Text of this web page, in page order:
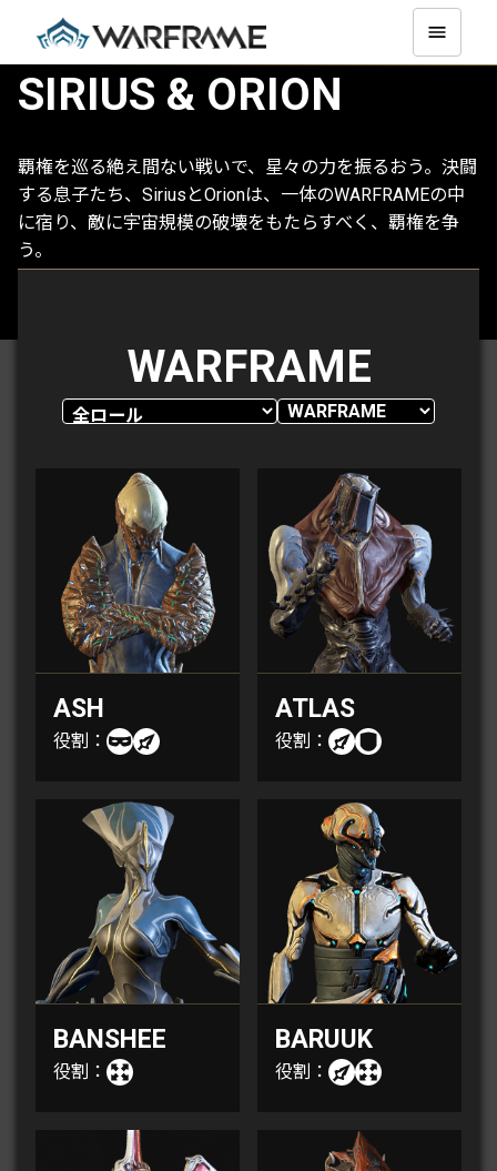
SIRIUS & ORION
覇権を巡る絶え間ない戦いで、星々の力を振るおう。決闘
する息子たち、SiriusとOrionは、一体のWARFRAMEの中
に宿り、敵に宇宙規模の破壊をもたらすべく、覇権を争
う。
WARFRAME
ASH
役割：
ATLAS
役割：
BANSHEE
役割：
BARUUK
役割：